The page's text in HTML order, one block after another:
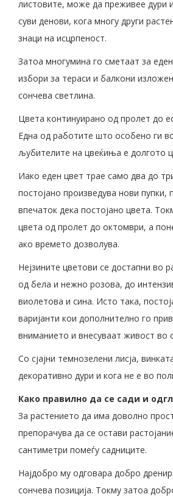
листовите, може да преживее дури
суви денови, кога многу други
знаци на исцрпеност.
Затоа многумина го сметаат за
избори за тераси и балкони
сончева светлина.
Цвета континуирано од пролет до
Една од работите што особено ги
љубителите на цвеќиња е долгото
Иако еден цвет трае само два до
постојано произведува нови пупки,
впечаток дека постојано цвета.
цвета од пролет до октомври, а
ако времето дозволува.
Нејзините цветови се достапни во
од бела и нежно розова, до
виолетова и сина. Исто така,
варијанти кои дополнително го
вниманието и внесуваат живост во
Со сјајни темнозелени лисја,
декоративно дури и кога не е во
Како правилно да се сади и
За растението да има доволно
препорачува да се остави
сантиметри помеѓу садниците.
Најдобро му одговара добро
сончева позиција. Токму затоа